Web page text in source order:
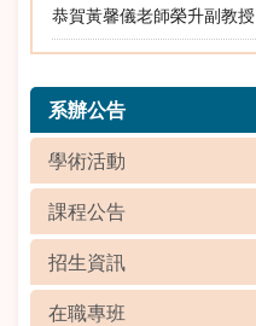
恭賀黃馨儀老師榮升副教授
系辦公告
學術活動
課程公告
招生資訊
在職專班